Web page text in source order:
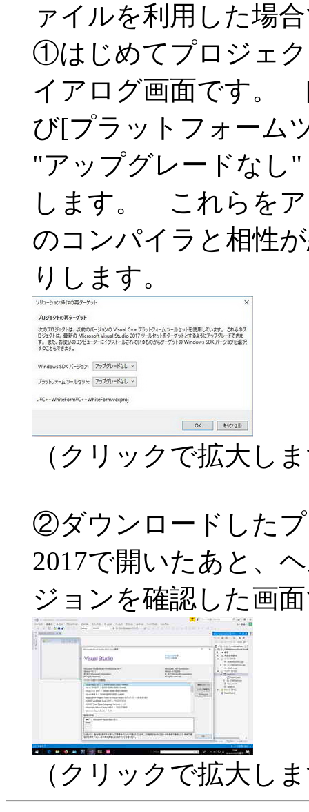
ァイルを利用した場
①はじめてプロジェ
イアログ画面です。
び[プラットフォー
"アップグレードな
します。 これらを
のコンパイラと相性
りします。
（クリックで拡大し
②ダウンロードした
2017で開いたあと、
ジョンを確認した画
（クリックで拡大し